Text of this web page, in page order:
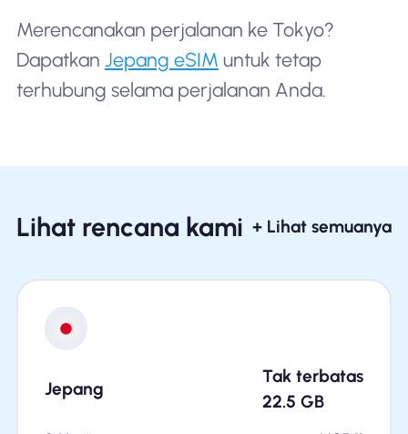
Merencanakan perjalanan ke Tokyo?
Dapatkan Jepang eSIM untuk tetap
terhubung selama perjalanan Anda.
Lihat rencana kami + Lihat semuanya
Jepang
Tak terbatas
22.5 GB